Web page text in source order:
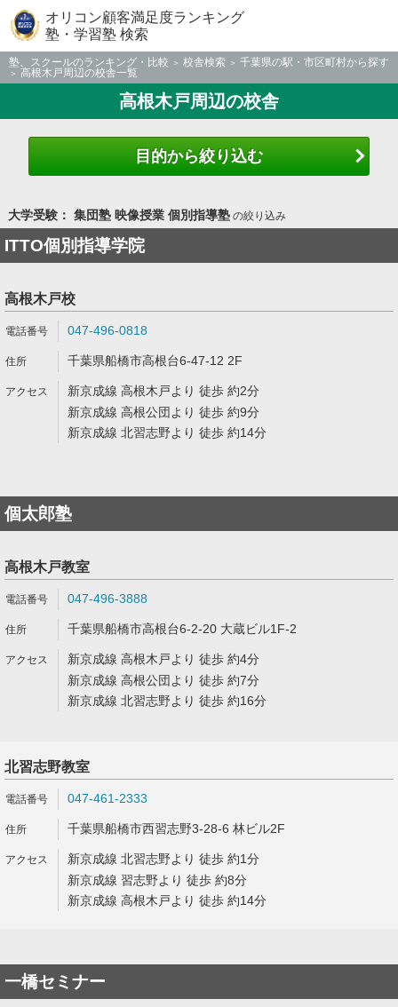
オリコン顧客満足度ランキング
塾・学習塾 検索
塾、スクールのランキング・比較 校舎検索
千葉県の駅・市区町村から探す
高根木戸周辺の校舎一覧
高根木戸周辺の校舎
目的から絞り込む
大学受験： 集団塾 映像授業 個別指導塾の絞り込み
ITTO個別指導学院
高根木戸校
047-496-0818
千葉県船橋市高根台6-47-12 2F
新京成線 高根木戸より 徒歩 約2分
新京成線 高根公団より 徒歩 約9分
新京成線 北習志野より 徒歩 約14分
個太郎塾
高根木戸教室
047-496-3888
千葉県船橋市高根台6-2-20 大蔵ビル1F-2
新京成線 高根木戸より 徒歩 約4分
新京成線 高根公団より 徒歩 約7分
新京成線 北習志野より 徒歩 約16分
北習志野教室
047-461-2333
千葉県船橋市西習志野3-28-6 林ビル2F
新京成線 北習志野より 徒歩 約1分
新京成線 習志野より 徒歩 約8分
新京成線 高根木戸より 徒歩 約14分
一橋セミナー